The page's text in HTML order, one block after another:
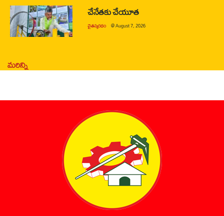
చేనేతకు చేయూత
చైతన్యరధం @August 7, 2026
మరిన్ని